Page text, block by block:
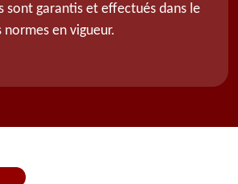
sont garantis et effectués dans le
en vigueur.